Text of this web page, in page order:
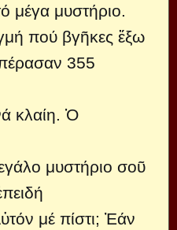
μέγα μυστήριο.
πού βγῆκες ἔξω
355
κλαίη. Ὁ
μυστήριο σοῦ
μέ πίστι; Ἐάν